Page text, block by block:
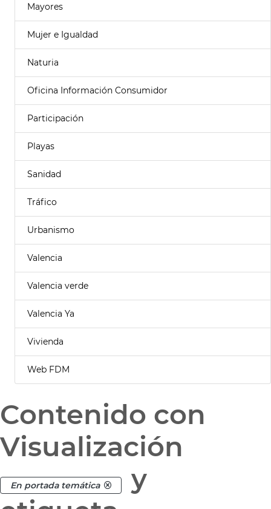
Mayores
Mujer e Igualdad
Naturia
Oficina Información Consumidor
Participación
Playas
Sanidad
Tráfico
Urbanismo
Valencia
Valencia verde
Valencia Ya
Vivienda
Web FDM
Contenido con
Visualización
En portada temática
y